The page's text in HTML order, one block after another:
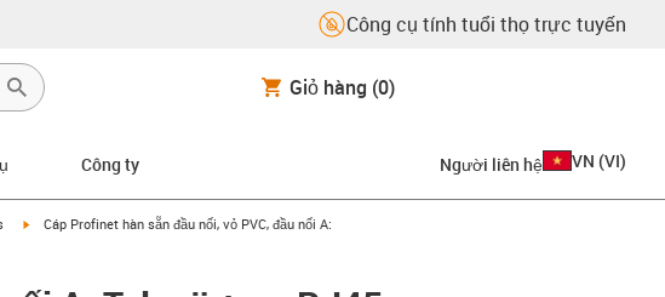
Công cụ tính tuổi thọ trực tuyến
Giỏ hàng (0)
Công ty Người liên hệ VN (VI)
igus-icon-arrow-right
Cáp Profinet hàn sẵn đầu nối, vỏ PVC, đầu nối A: